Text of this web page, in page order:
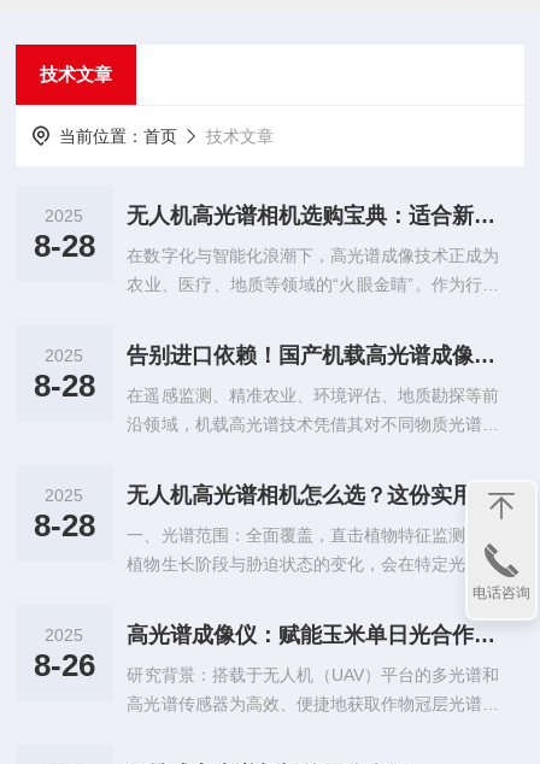
技术文章
当前位置：首页 技术文章
2025
8-28
无人机高光谱相机选购宝典：适合新手的实用指南
在数字化与智能化浪潮下，高光谱成像技术正成为
农业、医疗、地质等领域的“火眼金睛”。作为行业
阵，将高光谱成像的精准性与智能化深度融合，推
动多行业实现从数据采集到决策分析的全面升级。
无论是病理诊断、农业监测，还是地质勘探与工业
检测，双利合谱高光谱相机均以高分辨率、便携性
准解决方案。一、产品优势大揭秘：核心机型性能
突出，精准度拉满1.GaiaSky系列无人机载高光谱
成像系统该系列是双利合谱明星产...
2025
8-28
告别进口依赖！国产机载高光谱成像仪品牌推荐与选购技巧
在遥感监测、精准农业、环境评估、地质勘探等前
沿领域，机载高光谱技术凭借其对不同物质光谱特
手段。然而，市场上品牌繁杂，进口品牌长期主导
高*市场，国产新锐则以创新突围。其中，双利合
谱以其独*的技术路径、*的产品矩阵与行业化解决
方案，成为打破进口垄断、引*国产机载高光谱发
展的中坚力量。本文将深入剖析双利合谱的竞争优
势，为行业用户提供全面的选购指南。一、双利合
合创新，打破光谱精度壁垒双利合谱的技...
2025
8-28
无人机高光谱相机怎么选？这份实用推荐清单帮您省时省力
一、光谱范围：全面覆盖，直击植物特征监测核心
植物生长阶段与胁迫状态的变化，会在特定光谱波
段呈现特征响应。双利合谱相机在光谱覆盖上表现
突出，以GaiaSky系列为例，全面涵盖可见光（40
0-700nm）、近红外（400-1000nm）及短波红外
（900-2500nm）关键区域。可见光与近红外波段
可精准捕捉叶绿素吸收反射特征，助力判断植物光
2025
8-26
高光谱成像仪：赋能玉米单日光合作用（ODP）指标构建，提升产量估算精度
研究背景：搭载于无人机（UAV）平台的多光谱和
高光谱传感器为高效、便捷地获取作物冠层光谱信
电话咨询